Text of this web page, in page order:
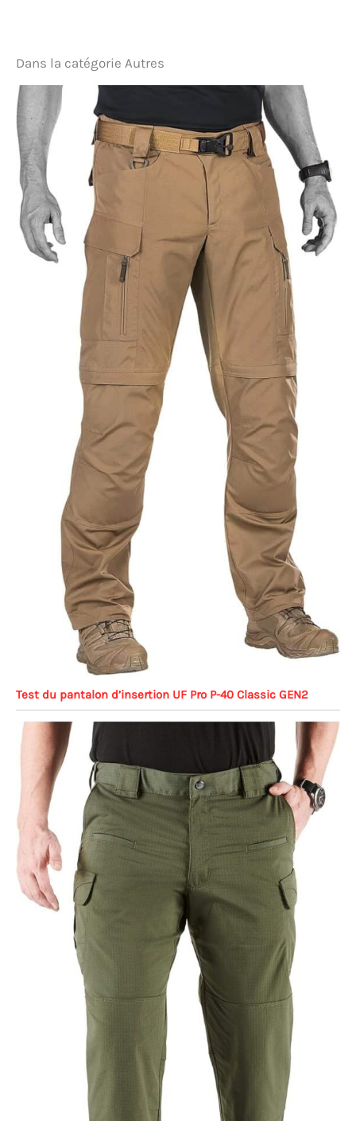
cm ; [Poids] 444 g ; [Matériau] 58 % polyester recyclé,
36 % polyester, 6 % élasthanne ; [Poche] 85 %
polyamide, 15 % élasthanne
Dans la catégorie Autres
Test du pantalon d’insertion UF Pro P-40 Classic GEN2